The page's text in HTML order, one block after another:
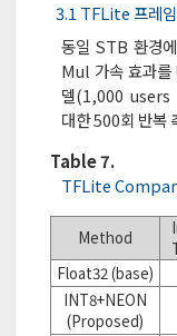
3.1 TFLite 프레
동일 STB 환경
Mul 가속 효과를
델(1,000
대한 500회 반복
Table 7.
TFLite
Method
Float32 (base)
INT8+NEON
(Proposed)